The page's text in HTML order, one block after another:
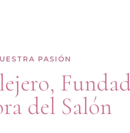
PASIÓN
del Salón